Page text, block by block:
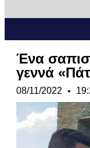
Ένα
γεννά
08/11/2022